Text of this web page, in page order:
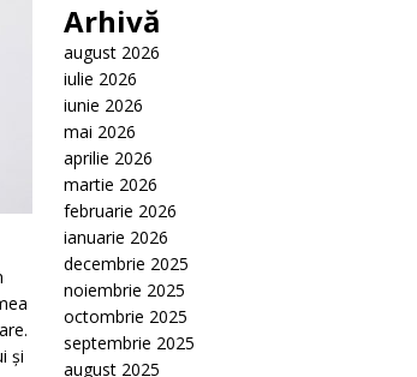
și
Arhivă
august 2026
iulie 2026
iunie 2026
mai 2026
aprilie 2026
martie 2026
februarie 2026
ianuarie 2026
decembrie 2025
noiembrie 2025
octombrie 2025
septembrie 2025
august 2025